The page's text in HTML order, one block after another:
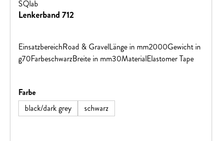
SQlab
Lenkerband 712
EinsatzbereichRoad & GravelLänge in mm2000Gewicht in
g70FarbeschwarzBreite in mm30MaterialElastomer Tape
Farbeauswählen
black/dark grey
schwarz